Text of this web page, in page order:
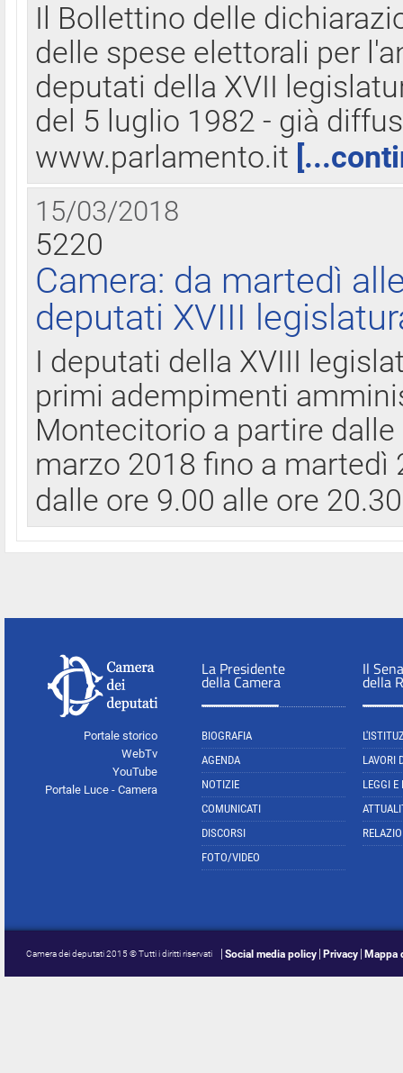
Il Bollettino delle
delle spese elettorali per
deputati della XVII
del 5 luglio 1982 - già
www.parlamento.it
15/03/2018
5220
Camera: da martedì
deputati XVIII
I deputati della XVIII
primi adempimenti
Montecitorio a partire
marzo 2018 fino a
dalle ore 9.00 alle ore
Portale storico
WebTv
YouTube
Portale Luce - Camera
La Presidente
della Camera
BIOGRAFIA
AGENDA
NOTIZIE
COMUNICATI
DISCORSI
FOTO/VIDEO
Il
della
LAVORI
LEGGI E
Camera dei deputati 2015 © Tutti i diritti riservati Social media policy Privacy Mappa